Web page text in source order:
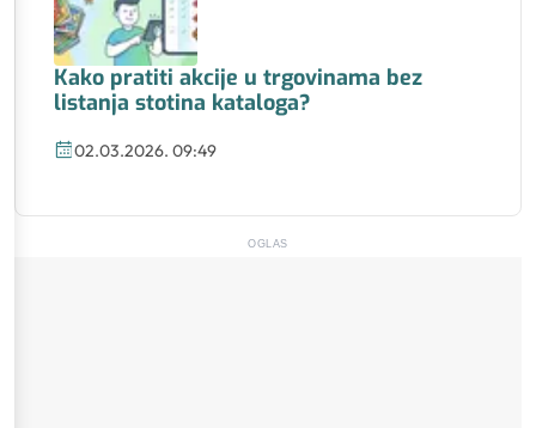
Kako pratiti akcije u trgovinama bez
listanja stotina kataloga?
02.03.2026. 09:49
OGLAS